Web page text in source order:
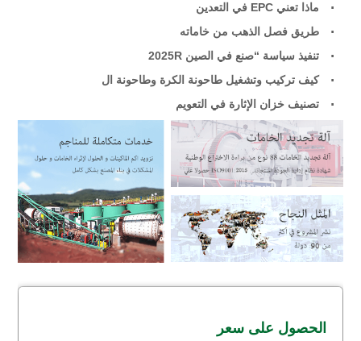
ماذا تعني EPC في التعدين
طريق فصل الذهب من خاماته
تنفيذ سياسة “صنع في الصين 2025R
كيف تركيب وتشغيل طاحونة الكرة وطاحونة ال
تصنيف خزان الإثارة في التعويم
الحصول على سعر